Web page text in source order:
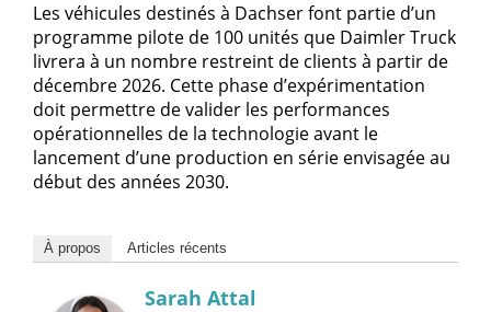
Les véhicules destinés à Dachser font partie d’un
programme pilote de 100 unités que Daimler Truck
livrera à un nombre restreint de clients à partir de
décembre 2026. Cette phase d’expérimentation
doit permettre de valider les performances
opérationnelles de la technologie avant le
lancement d’une production en série envisagée au
début des années 2030.
À propos Articles récents
Sarah Attal